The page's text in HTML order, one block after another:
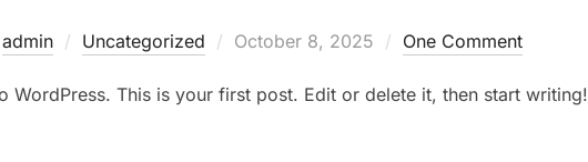
admin Uncategorized
Posted
October 8, 2025 One Comment
WordPress. This is your first post. Edit or delete it, then start writing!